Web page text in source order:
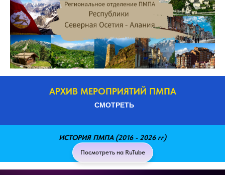
ИСТОРИЯ ПМПА (2016 - 2026 гг)
Посмотреть на RuTube